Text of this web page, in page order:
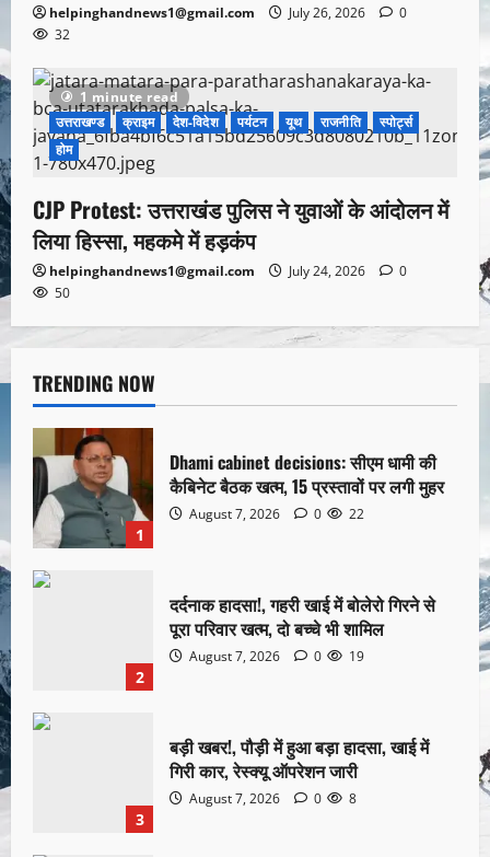
helpinghandnews1@gmail.com July 26, 2026
0
32
1 minute read
उत्तराखण्ड
क्राइम देश-विदेश पर्यटन यूथ राजनीति
स्पोर्ट्स
होम
CJP Protest: उत्तराखंड पुलिस ने युवाओं के आंदोलन में
लिया हिस्सा, महकमे में हड़कंप
helpinghandnews1@gmail.com July 24, 2026
0
50
TRENDING NOW
1
Dhami cabinet decisions: सीएम धामी की
कैबिनेट बैठक खत्म, 15 प्रस्तावों पर लगी मुहर
August 7, 2026 0 22
2
दर्दनाक हादसा!, गहरी खाई में बोलेरो गिरने से
पूरा परिवार खत्म, दो बच्चे भी शामिल
August 7, 2026 0 19
3
बड़ी खबर!, पौड़ी में हुआ बड़ा हादसा, खाई में
गिरी कार, रेस्क्यू ऑपरेशन जारी
August 7, 2026 0 8